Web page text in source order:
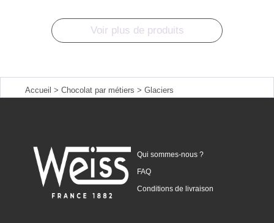
Voir plus de produits
Accueil > Chocolat par métiers > Glaciers
Qui sommes-nous ?
FAQ
Conditions de livraison